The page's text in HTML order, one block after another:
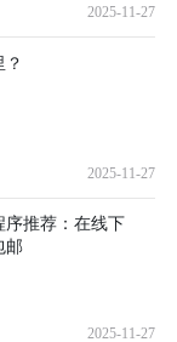
2025-11-27
2025-11-27
序推荐：在线下
邮
2025-11-27